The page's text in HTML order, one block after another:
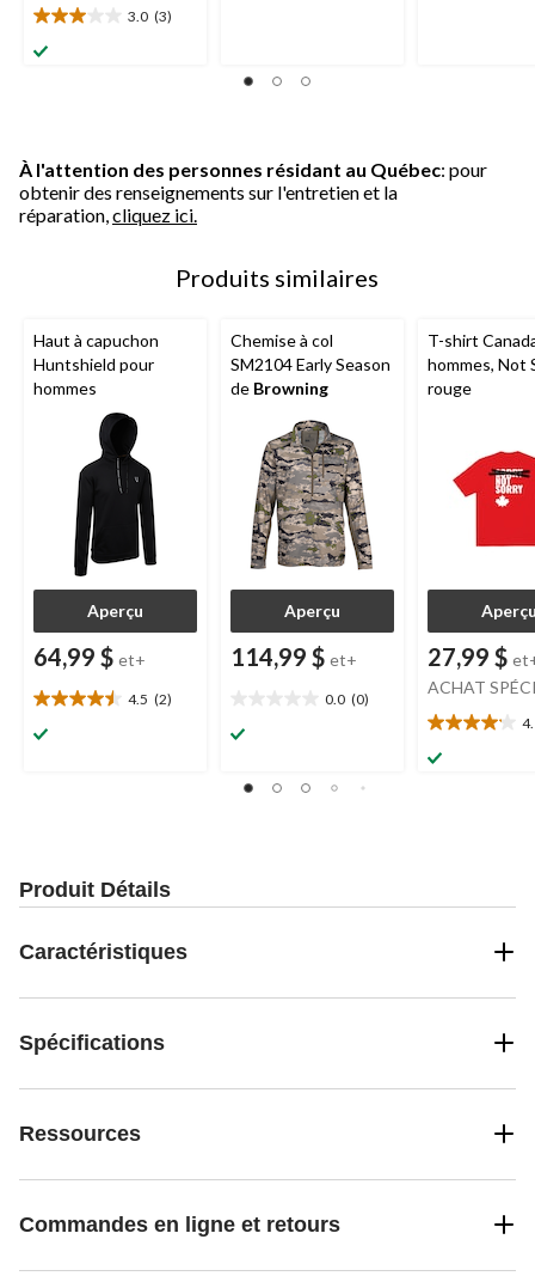
partir
3.0 (3)
3.0
étoile(s)
À l'attention des personnes résidant au Québec: pour
obtenir des renseignements sur l'entretien et la
réparation, cliquez ici.
Produits similaires
Haut à capuchon
Huntshield pour
hommes
Aperçu
64,99 $ et+
4.5 (2)
4.5
étoile(s)
Chemise à col
SM2104 Early Season
de Browning
Aperçu
114,99 $ et+
0.0 (0)
étoile(s)
T-shirt
hommes, Not
rouge
27,99 $
ACHAT
4.1
étoile(s)
Produit Détails
Caractéristiques
Spécifications
Ressources
Commandes en ligne et retours